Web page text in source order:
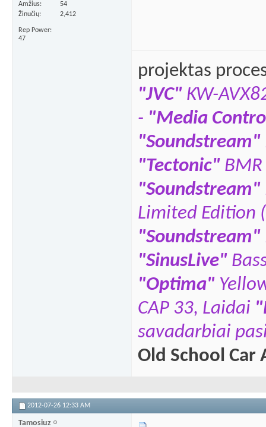
Amžius
54
Žinučių
2,412
Rep Power
47
projektas
"JVC" KW-
- "Media
"Soundstream"
"Tectonic"
"Soundstream"
Limited Edition
"Soundstream"
"SinusLive"
"Optima"
CAP 33, Laidai
savadarbiai
Old School Car
2012-07-26 12:33 AM
Tamosiuz